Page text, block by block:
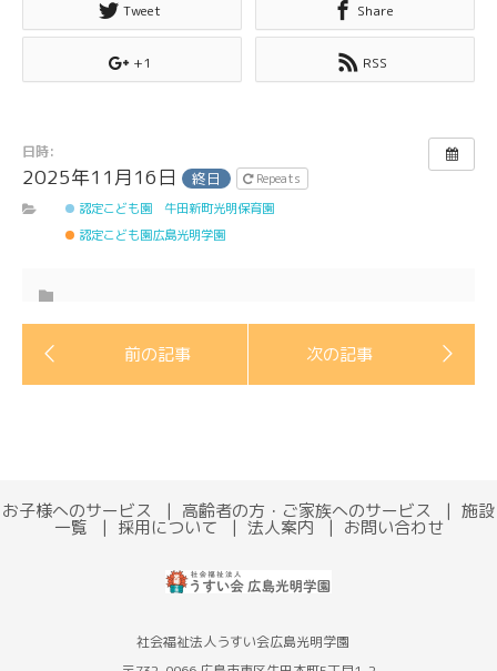
Tweet Share
+1 RSS
日時:
2025年11月16日 終日
Repeats
認定こども園 牛田新町光明保育園
認定こども園広島光明学園
お子様へのサービス 高齢者の方・ご家族へのサービス 施設
一覧 採用について 法人案内 お問い合わせ
社会福祉法人うすい会広島光明学園